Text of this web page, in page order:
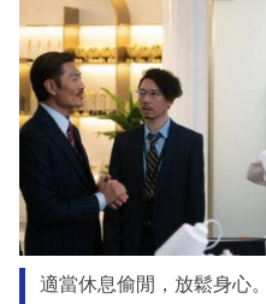
適當休息偷閒，放鬆身心